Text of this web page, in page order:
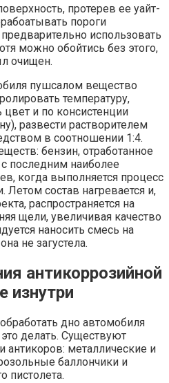
протерев ее уайт-
пороги
использовать
можно обойтись без этого,
очищен.
пушсалом вещество
температуру,
и по консистенции
развести растворителем
в соотношении 1:4.
бензин, отработанное
последним наиболее
когда выполняется процесс
Летом состав нагревается и,
распространяется на
щели, увеличивая качество
наносить смесь на
не загустела.
антикоррозийной
изнутри
дно автомобиля
делать. Существуют
металлические и
баллончики и
пистолета.